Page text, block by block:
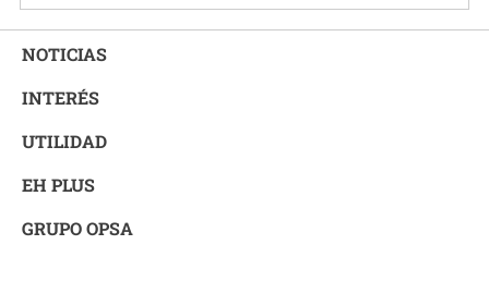
NOTICIAS
INTERÉS
UTILIDAD
EH PLUS
GRUPO OPSA